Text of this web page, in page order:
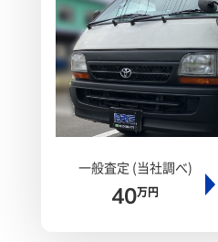
一般査定 (当社調べ)
40万円